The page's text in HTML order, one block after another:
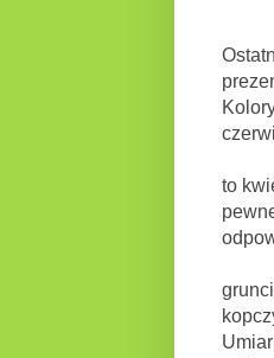
to
Nie